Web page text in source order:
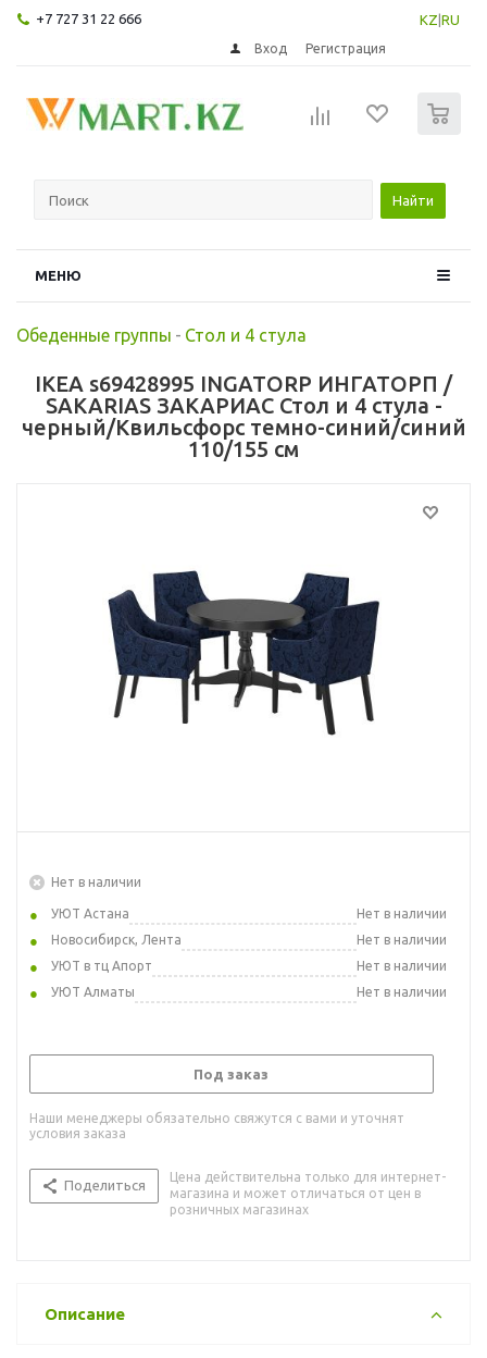
+7 727 31 22 666 KZ RU
Вход Регистрация
Найти
МЕНЮ
Обеденные группы - Стол и 4 стула
IKEA s69428995 INGATORP ИНГАТОРП /
SAKARIAS ЗАКАРИАС Стол и 4 стула -
черный/Квильсфорс темно-синий/синий
110/155 см
Нет в наличии
УЮТ Астана
Нет в наличии
Новосибирск, Лента
Нет в наличии
УЮТ в тц Апорт
Нет в наличии
УЮТ Алматы
Нет в наличии
Под заказ
Наши менеджеры обязательно свяжутся с вами и уточнят
условия заказа
Поделиться
Цена действительна только для интернет-
магазина и может отличаться от цен в
розничных магазинах
Описание